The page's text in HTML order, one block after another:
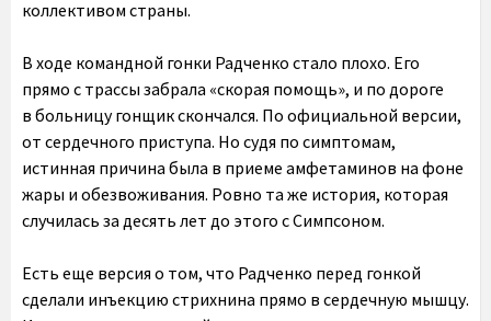
коллективом страны.
В ходе командной гонки Радченко стало плохо. Его
прямо с трассы забрала «скорая помощь», и по дороге
в больницу гонщик скончался. По официальной версии,
от сердечного приступа. Но судя по симптомам,
истинная причина была в приеме амфетаминов на фоне
жары и обезвоживания. Ровно та же история, которая
случилась за десять лет до этого с Симпсоном.
Есть еще версия о том, что Радченко перед гонкой
сделали инъекцию стрихнина прямо в сердечную мышцу.